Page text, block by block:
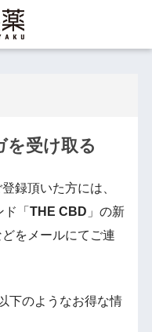
を受け取る
録頂いた方には、
「 THE CBD 」の新
をメールにてご連
下のようなお得な情